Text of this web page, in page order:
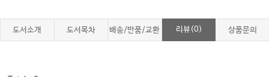
도서소개 도서목차 배송/반품/교환 리뷰(0) 상품문의